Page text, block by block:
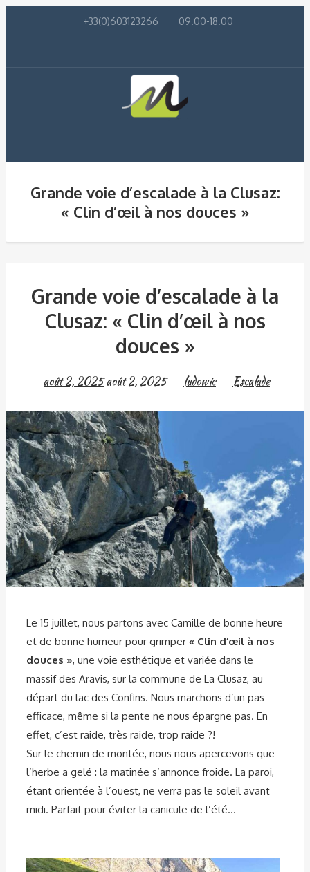
+33(0)603123266 09.00-18.00
Grande voie d’escalade à la Clusaz:
« Clin d’œil à nos douces »
Grande voie d’escalade à la
Clusaz: « Clin d’œil à nos
douces »
août 2, 2025août 2, 2025 ludowic Escalade
Le 15 juillet, nous partons avec Camille de bonne heure
et de bonne humeur pour grimper « Clin d’œil à nos
douces », une voie esthétique et variée dans le
massif des Aravis, sur la commune de La Clusaz, au
départ du lac des Confins. Nous marchons d’un pas
efficace, même si la pente ne nous épargne pas. En
effet, c’est raide, très raide, trop raide ?!
Sur le chemin de montée, nous nous apercevons que
l’herbe a gelé : la matinée s’annonce froide. La paroi,
étant orientée à l’ouest, ne verra pas le soleil avant
midi. Parfait pour éviter la canicule de l’été…